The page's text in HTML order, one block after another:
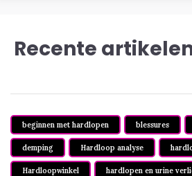
Recente
beginnen met hardlopen blessures
demping Hardloop analyse
Hardloopwinkel hardlopen en urine